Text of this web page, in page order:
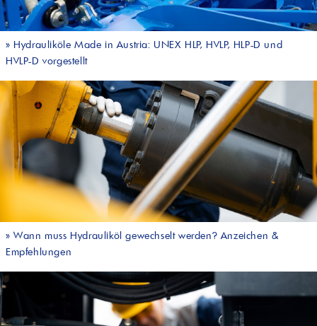
» Hydrauliköle Made in Austria: UNEX HLP, HVLP, HLP-D und
HVLP-D vorgestellt
» Wann muss Hydrauliköl gewechselt werden? Anzeichen &
Empfehlungen